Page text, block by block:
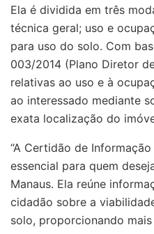
Ela é dividida em três
técnica geral; uso e
para uso do solo. Com
003/2014 (Plano Diretor
relativas ao uso e à
ao interessado mediante
exata localização do
“A Certidão de
essencial para quem
Manaus. Ela reúne
cidadão sobre a
solo, proporcionando